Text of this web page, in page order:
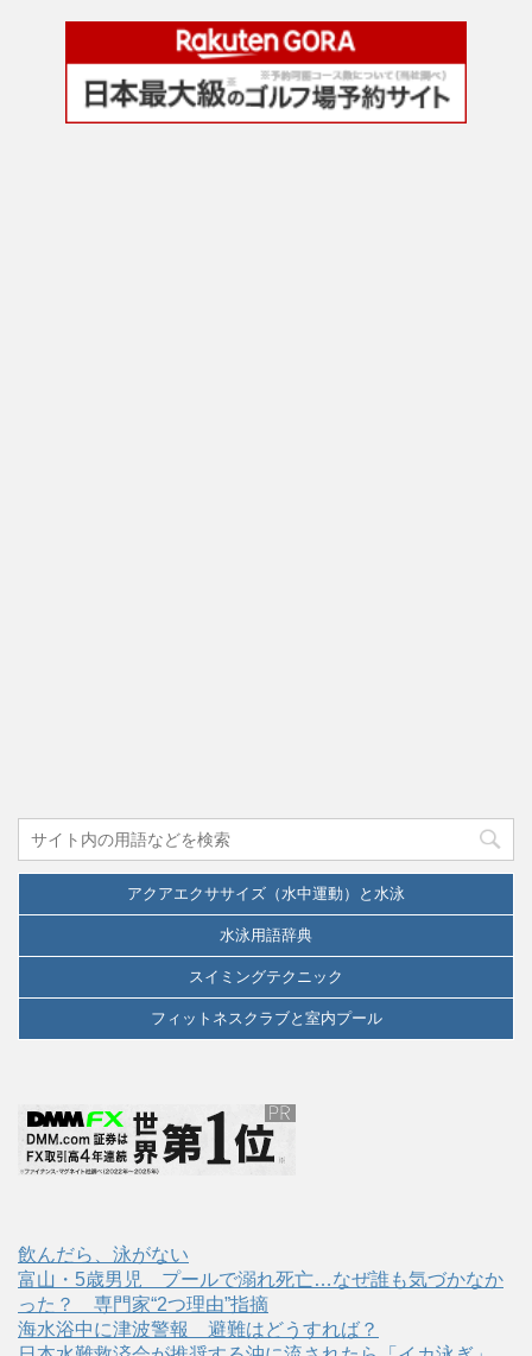
アクアエクササイズ（水中運動）と水泳
水泳用語辞典
スイミングテクニック
フィットネスクラブと室内プール
飲んだら、泳がない
富山・5歳男児 プールで溺れ死亡…なぜ誰も気づかなか
った？ 専門家“2つ理由”指摘
海水浴中に津波警報 避難はどうすれば？